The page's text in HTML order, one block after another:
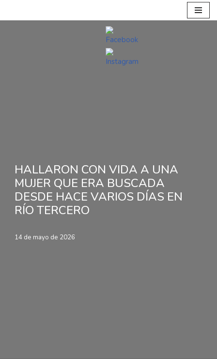
HALLARON CON VIDA A UNA
MUJER QUE ERA BUSCADA
DESDE HACE VARIOS DÍAS EN
RÍO TERCERO
14 de mayo de 2026